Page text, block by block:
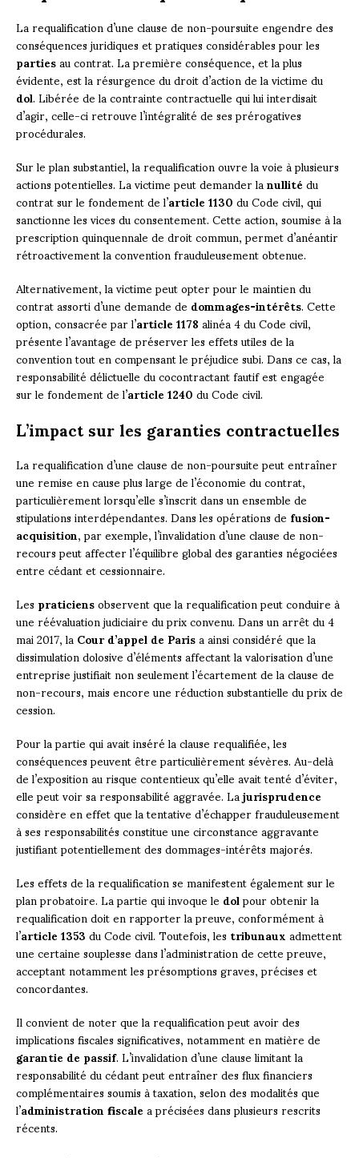
La requalification d’une clause de non-poursuite engendre des
conséquences juridiques et pratiques considérables pour les
partiesau contrat. La première conséquence, et la plus
évidente, est la résurgence du droit d’action de la victime du
dol. Libérée de la contrainte contractuelle qui lui interdisait
d’agir, celle-ci retrouve l’intégralité de ses prérogatives
procédurales.
Sur le plan substantiel, la requalification ouvre la voie à plusieurs
actions potentielles. La victime peut demander lanullitédu
contrat sur le fondement de l’article 1130du Code civil, qui
sanctionne les vices du consentement. Cette action, soumise à la
prescription quinquennale de droit commun, permet d’anéantir
rétroactivement la convention frauduleusement obtenue.
Alternativement, la victime peut opter pour le maintien du
contrat assorti d’une demande dedommages-intérêts. Cette
option, consacrée par l’article 1178alinéa 4 du Code civil,
présente l’avantage de préserver les effets utiles de la
convention tout en compensant le préjudice subi. Dans ce cas, la
responsabilité délictuelle du cocontractant fautif est engagée
sur le fondement de l’article 1240du Code civil.
L’impact sur les garanties contractuelles
La requalification d’une clause de non-poursuite peut entraîner
une remise en cause plus large de l’économie du contrat,
particulièrement lorsqu’elle s’inscrit dans un ensemble de
stipulations interdépendantes. Dans les opérations defusion-
acquisition, par exemple, l’invalidation d’une clause de non-
recours peut affecter l’équilibre global des garanties négociées
entre cédant et cessionnaire.
Lespraticiensobservent que la requalification peut conduire à
une réévaluation judiciaire du prix convenu. Dans un arrêt du 4
mai 2017, laCour d’appel de Parisa ainsi considéré que la
dissimulation dolosive d’éléments affectant la valorisation d’une
entreprise justifiait non seulement l’écartement de la clause de
non-recours, mais encore une réduction substantielle du prix de
cession.
Pour la partie qui avait inséré la clause requalifiée, les
conséquences peuvent être particulièrement sévères. Au-delà
de l’exposition au risque contentieux qu’elle avait tenté d’éviter,
elle peut voir sa responsabilité aggravée. Lajurisprudence
considère en effet que la tentative d’échapper frauduleusement
à ses responsabilités constitue une circonstance aggravante
justifiant potentiellement des dommages-intérêts majorés.
Les effets de la requalification se manifestent également sur le
plan probatoire. La partie qui invoque ledolpour obtenir la
requalification doit en rapporter la preuve, conformément à
l’article 1353du Code civil. Toutefois, lestribunauxadmettent
une certaine souplesse dans l’administration de cette preuve,
acceptant notamment les présomptions graves, précises et
concordantes.
Il convient de noter que la requalification peut avoir des
implications fiscales significatives, notamment en matière de
garantie de passif. L’invalidation d’une clause limitant la
responsabilité du cédant peut entraîner des flux financiers
complémentaires soumis à taxation, selon des modalités que
l’administration fiscalea précisées dans plusieurs rescrits
récents.